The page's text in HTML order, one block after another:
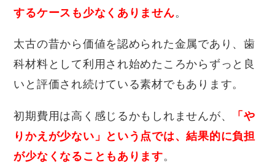
するケースも少なくありません。
太古の昔から価値を認められた金属であり、歯
科材料として利用され始めたころからずっと良
いと評価され続けている素材でもあります。
初期費用は高く感じるかもしれませんが、
「や
りかえが少ない」という点では、結果的に負担
が少なくなることもあります。